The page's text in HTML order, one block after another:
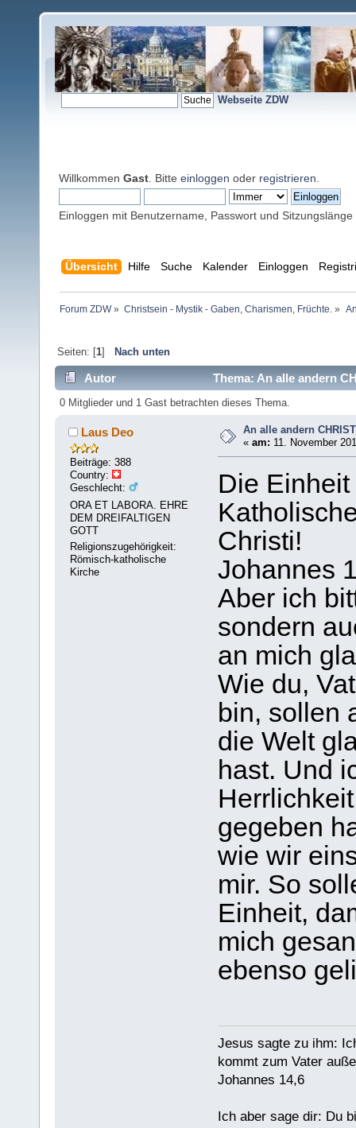
Webseite ZDW
Willkommen Gast . Bitte einloggen oder registrieren
Einloggen mit Benutzername, Passwort und Sitzungslänge
Übersicht Hilfe Suche Kalender Einloggen
Forum ZDW» Christsein - Mystik - Gaben, Charismen, Früchte. »
Seiten: [1] Nach unten
Autor Thema: An alle andern
0 Mitglieder und 1 Gast betrachten dieses Thema.
Laus Deo
Beiträge: 388
Country:
Geschlecht:
ORA ET LABORA. EHRE
DEM DREIFALTIGEN
GOTT
Religionszugehörigkeit:
Römisch-katholische
Kirche
An alle andern
«am: 11. November
Die
Christi!
Johannes
Aber ich
sondern
an mich
Wie du,
bin, sollen
die Welt
hast. Und
gegeben
wie wir
mir. So
Einheit,
mich
ebenso
Jesus sagte zu ihm:
kommt zum Vater
Johannes 14,6
Ich aber sage dir: Du